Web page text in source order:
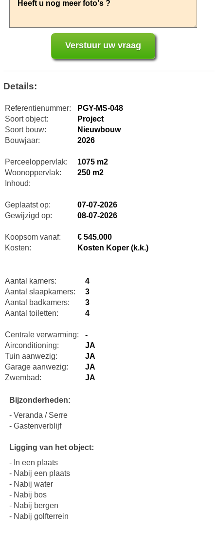
Details:
Referentienummer:
PGY-MS-048
Soort object:
Project
Soort bouw:
Nieuwbouw
Bouwjaar:
2026
Perceeloppervlak:
1075 m2
Woonoppervlak:
250 m2
Inhoud:
Geplaatst op:
07-07-2026
Gewijzigd op:
08-07-2026
Koopsom vanaf:
€ 545.000
Kosten:
Kosten Koper (k.k.)
Aantal kamers:
4
Aantal slaapkamers:
3
Aantal badkamers:
3
Aantal toiletten:
4
Centrale verwarming:
-
Airconditioning:
JA
Tuin aanwezig:
JA
Garage aanwezig:
JA
Zwembad:
JA
Bijzonderheden:
- Veranda / Serre
- Gastenverblijf
Ligging van het object:
- In een plaats
- Nabij een plaats
- Nabij water
- Nabij bos
- Nabij bergen
- Nabij golfterrein